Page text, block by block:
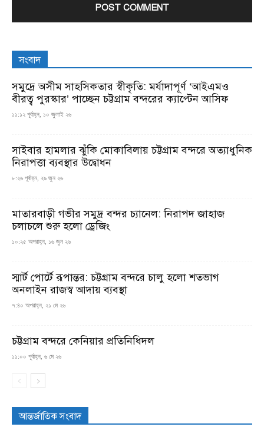
সংবাদ
সমুদ্রে অসীম সাহসিকতার স্বীকৃতি: মর্যাদাপূর্ণ ‘আইএমও
বীরত্ব পুরস্কার’ পাচ্ছেন চট্টগ্রাম বন্দরের ক্যাপ্টেন আসিফ
১১:১২ পূর্বাহ্ন, ১০ জুলাই ২৬
সাইবার হামলার ঝুঁকি মোকাবিলায় চট্টগ্রাম বন্দরে অত্যাধুনিক
নিরাপত্তা ব্যবস্থার উদ্বোধন
৮:২৬ পূর্বাহ্ন, ২৯ জুন ২৬
মাতারবাড়ী গভীর সমুদ্র বন্দর চ্যানেল: নিরাপদ জাহাজ
চলাচলে শুরু হলো ড্রেজিং
১০:২৫ অপরাহ্ন, ১৬ জুন ২৬
স্মার্ট পোর্টে রূপান্তর: চট্টগ্রাম বন্দরে চালু হলো শতভাগ
অনলাইন রাজস্ব আদায় ব্যবস্থা
৭:৪০ অপরাহ্ন, ২১ মে ২৬
চট্টগ্রাম বন্দরে কেনিয়ার প্রতিনিধিদল
১১:০০ পূর্বাহ্ন, ৬ মে ২৬
আন্তর্জাতিক সংবাদ